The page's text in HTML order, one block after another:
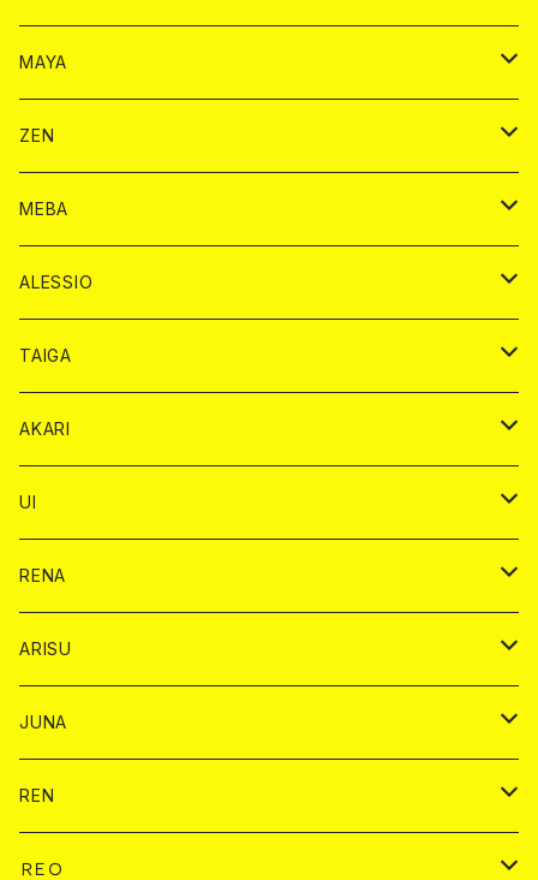
モエシャンドン カード
ヴーヴクリコ カード
BAIKA カード
ノーマル カード
プレミアム カード
ドリンク カード
１ドリンクカード
ショット
チェキ カード
チェキ １５００円
シャンパン カード
モエシャンドン カード
ヴーヴクリコ カード
BAIKA カード
ノーマル カード
プレミアム カード
ドリンク カード
１ドリンク カード
ショット
チェキ カード
チェキ １５００円
MAYA
ドリンク
1ドリンク
ショット
チェキ
BAIKA
ZEN
ドリンク
シャンパン
ショット
チェキ
BAIKA
MEBA
ドリンク
シャンパンカード
ドリンクカード
チップ
チェキ
ALESSIO
ドリンク
シャンパン
1ドリンク
チップ
TAIGA
ドリンク
シャンパン
1ドリンク
チップ
AKARI
ドリンク
1ドリンク
ショット
UI
バイカ
ドリンク
シャンパン
ドリンク
チェキ
RENA
バイカ
ドリンク
ドリンク
ヤードグラス
チェキ
ARISU
バイカ
ドリンク
ドリンク
チェキ
JUNA
バイカ
ドリンク
REN
バイカ
ＲＥＯ